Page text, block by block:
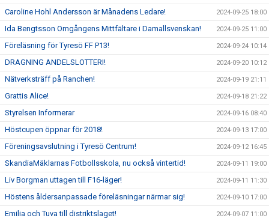
Caroline Hohl Andersson är Månadens Ledare! 2024-09-25 18:00
Ida Bengtsson Omgångens Mittfältare i Damallsvenskan! 2024-09-25 11:00
Föreläsning för Tyresö FF P13! 2024-09-24 10:14
DRAGNING ANDELSLOTTERI! 2024-09-20 10:12
Nätverksträff på Ranchen! 2024-09-19 21:11
Grattis Alice! 2024-09-18 21:22
Styrelsen Informerar 2024-09-16 08:40
Höstcupen öppnar för 2018! 2024-09-13 17:00
Föreningsavslutning i Tyresö Centrum! 2024-09-12 16:45
SkandiaMäklarnas Fotbollsskola, nu också vintertid! 2024-09-11 19:00
Liv Borgman uttagen till F16-läger! 2024-09-11 11:30
Höstens åldersanpassade föreläsningar närmar sig! 2024-09-10 17:00
Emilia och Tuva till distriktslaget! 2024-09-07 11:00